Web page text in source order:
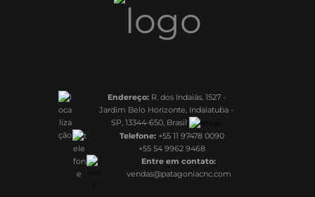
Endereço:R. dos Indaiás, 1527 -
Jardim Belo Horizonte, Indaiatuba -
SP, 13344-650, Brasil
Telefone:+55 11 97478 0090
+55 54 9962 9468
Entre em contato:
vendas@patagoniacnc.com